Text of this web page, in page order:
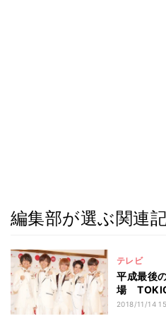
編集部が選ぶ関連
テレビ
平成最後
場
2018/11/14